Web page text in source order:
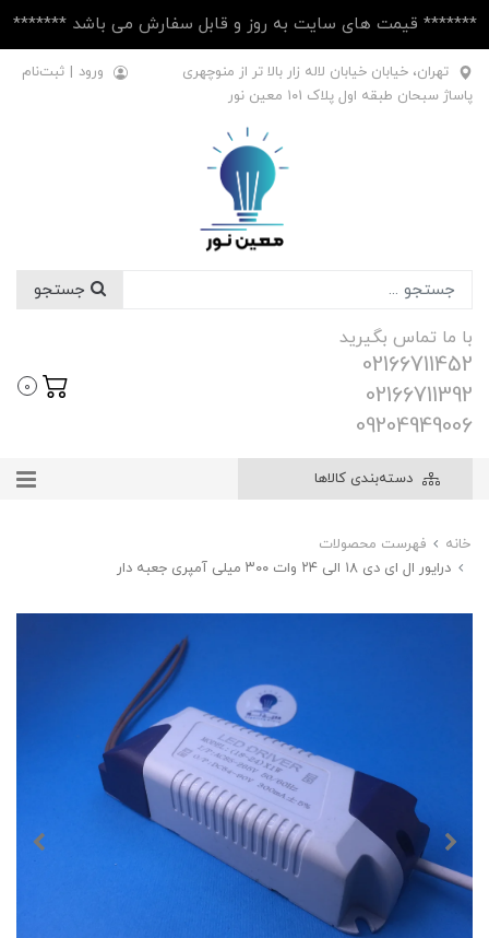
******* قیمت های سایت به روز و قابل سفارش می باشد *******
تهران، خیابان خیابان لاله زار بالا تر از منوچهری
پاساژ سبحان طبقه اول پلاک ۱۰1 معین نور
ورود | ثبت‌نام
با ما تماس بگیرید
02166711452
02166711392
09204949006
0
دسته‌بندی کالاها
خانه
فهرست محصولات
درایور ال ای دی ۱۸ الی ۲۴ وات ۳۰۰ میلی آمپری جعبه دار